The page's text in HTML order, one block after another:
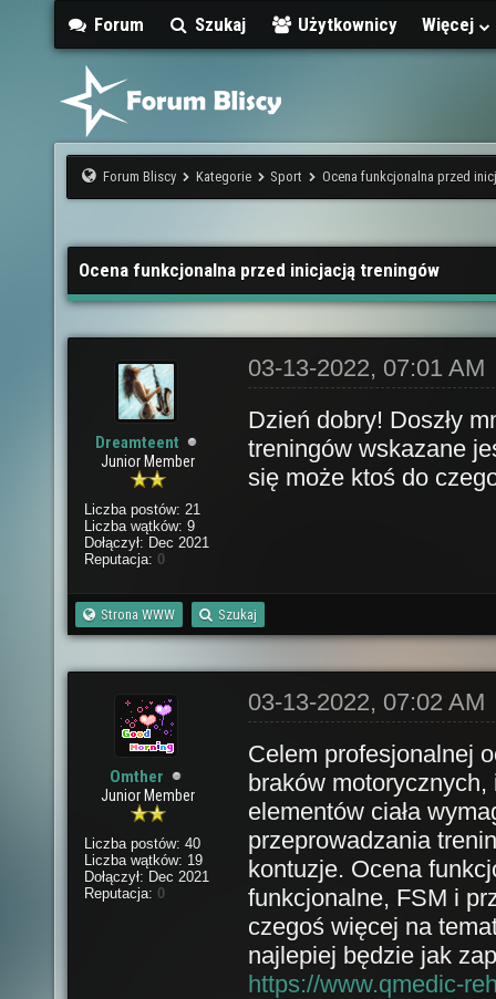
Forum Szukaj Użytkownicy Więcej
Forum Bliscy Kategorie Sport Ocena funkcjonalna przed
Ocena funkcjonalna przed inicjacją treningów
Dreamteent
Junior Member
Liczba postów: 21
Liczba wątków: 9
Dołączył: Dec 2021
Reputacja: 0
03-13-2022, 07:01 AM
Dzień dobry! Doszły
treningów wskazane
się może ktoś do
Strona WWW Szukaj
Omther
Junior Member
Liczba postów: 40
Liczba wątków: 19
Dołączył: Dec 2021
Reputacja: 0
03-13-2022, 07:02 AM
Celem profesjonalnej
braków motorycznych,
elementów ciała
przeprowadzania
kontuzje. Ocena
funkcjonalne, FSM i
czegoś więcej na
najlepiej będzie jak
https://www.qmedic-